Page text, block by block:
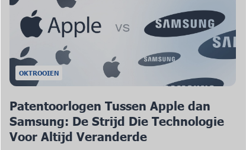
OKTROOIEN
Patentoorlogen Tussen Apple dan
Samsung: De Strijd Die Technologie
Voor Altijd Veranderde